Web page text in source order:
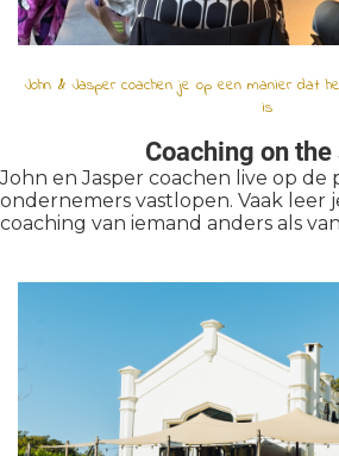
John & Jasper coachen je op een manier dat
is
Coaching on the
John en Jasper coachen live op de
ondernemers vastlopen. Vaak leer
coaching van iemand anders als